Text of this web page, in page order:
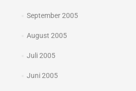
September 2005
August 2005
Juli 2005
Juni 2005